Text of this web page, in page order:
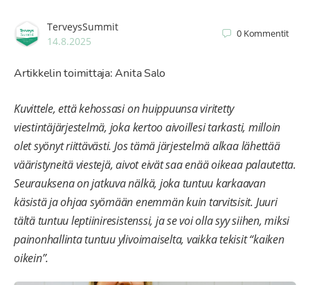
TerveysSummit
14.8.2025
0 Kommentit
Artikkelin toimittaja: Anita Salo
Kuvittele, että kehossasi on huippuunsa viritetty
viestintäjärjestelmä, joka kertoo aivoillesi tarkasti, milloin
olet syönyt riittävästi. Jos tämä järjestelmä alkaa lähettää
vääristyneitä viestejä, aivot eivät saa enää oikeaa palautetta.
Seurauksena on jatkuva nälkä, joka tuntuu karkaavan
käsistä ja ohjaa syömään enemmän kuin tarvitsisit. Juuri
tältä tuntuu leptiiniresistenssi, ja se voi olla syy siihen, miksi
painonhallinta tuntuu ylivoimaiselta, vaikka tekisit “kaiken
oikein”.